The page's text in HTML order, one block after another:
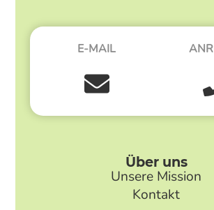
E-MAIL
Über uns
Unsere Mission
Kontakt